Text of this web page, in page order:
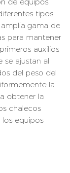
tipos
gama de
para mantener
auxilios
se ajustan al
del peso del
la
obtener la
chalecos
equipos